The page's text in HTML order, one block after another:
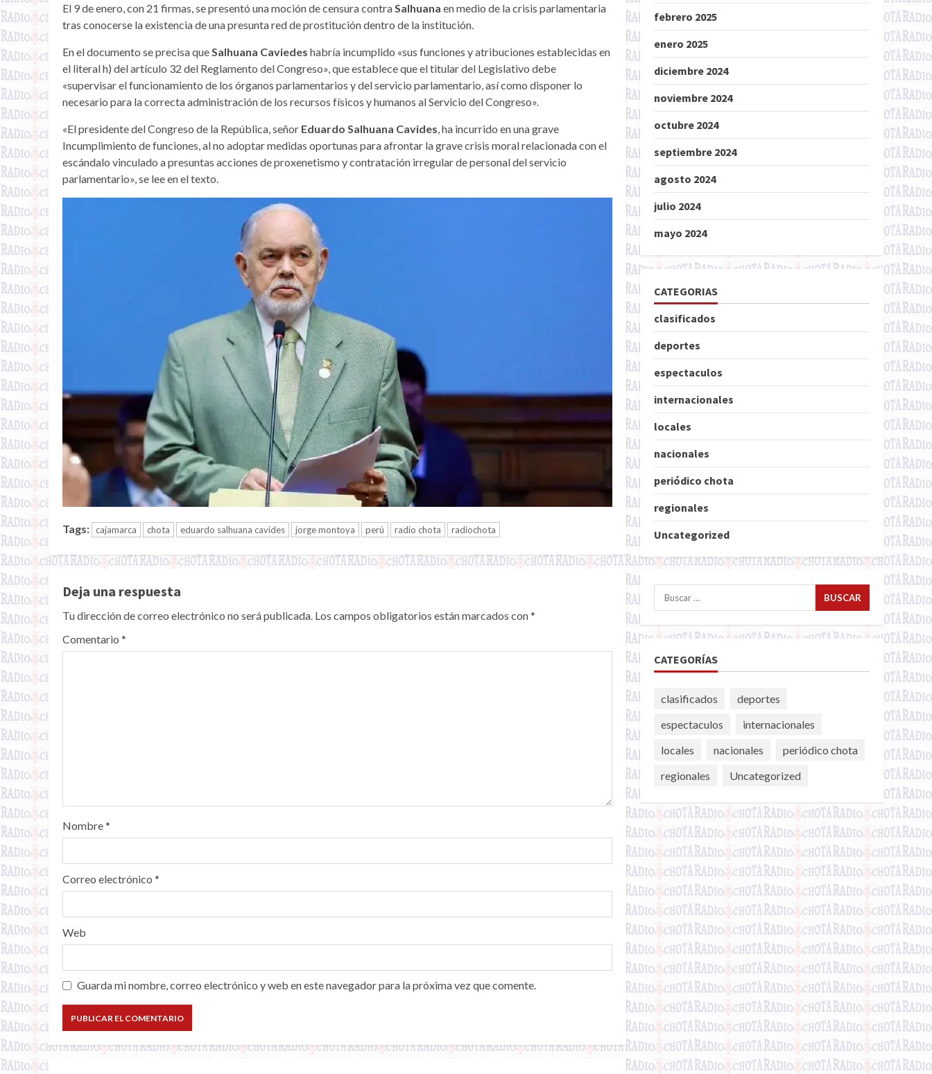
El 9 de enero, con 21 firmas, se presentó una moción de censura contraSalhuana en medio de la crisis parlamentaria
tras conocerse la existencia de una presunta red de prostitución dentro de la institución.
En el documento se precisa queSalhuana Caviedes habría incumplido «sus funciones y atribuciones establecidas en
el literal h) del artículo 32 del Reglamento del Congreso», que establece que el titular del Legislativo debe
«supervisar el funcionamiento de los órganos parlamentarios y del servicio parlamentario, así como disponer lo
necesario para la correcta administración de los recursos físicos y humanos al Servicio del Congreso».
«El presidente del Congreso de la República, señor Eduardo Salhuana Cavides, ha incurrido en una grave
Incumplimiento de funciones, al no adoptar medidas oportunas para afrontar la grave crisis moral relacionada con el
escándalo vinculado a presuntas acciones de proxenetismo y contratación irregular de personal del servicio
parlamentario», se lee en el texto.
Tags: cajamarca chota eduardo salhuana cavides jorge montoya perú radio chota radiochota
Deja una respuesta
Tu dirección de correo electrónico no será publicada. Los campos obligatorios están marcados con*
Comentario *
Nombre*
Correo electrónico *
Web
Guarda mi nombre, correo electrónico y web en este navegador para la próxima vez que comente.
febrero 2025
enero 2025
diciembre 2024
noviembre 2024
octubre 2024
septiembre 2024
agosto 2024
julio 2024
mayo 2024
CATEGORIAS
clasificados
deportes
espectaculos
internacionales
locales
nacionales
periódico chota
regionales
Uncategorized
Buscar:
CATEGORÍAS
clasificados
deportes
espectaculos
internacionales
locales
nacionales
periódico chota
regionales
Uncategorized